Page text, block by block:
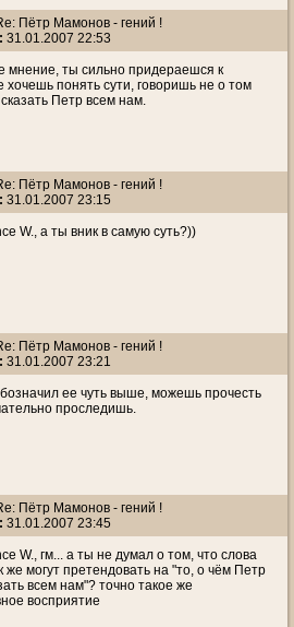
Пётр Мамонов - гений !
31.01.2007 22:53
мнение, ты сильно придераешся к
хочешь понять сути, говоришь не о том
Петр всем нам.
Пётр Мамонов - гений !
31.01.2007 23:15
W., а ты вник в самую суть?))
Пётр Мамонов - гений !
31.01.2007 23:21
ее чуть выше, можешь прочесть
проследишь.
Пётр Мамонов - гений !
31.01.2007 23:45
W., гм... а ты не думал о том, что слова
же могут претендовать на "то, о чём Петр
всем нам"? точно такое же
восприятие